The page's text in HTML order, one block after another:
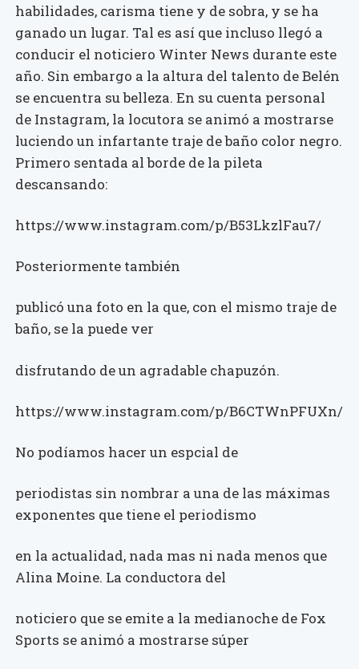
habilidades, carisma tiene y de sobra, y se ha
ganado un lugar. Tal es así que incluso llegó a
conducir el noticiero Winter News durante este
año. Sin embargo a la altura del talento de Belén
se encuentra su belleza. En su cuenta personal
de Instagram, la locutora se animó a mostrarse
luciendo un infartante traje de baño color negro.
Primero sentada al borde de la pileta
descansando:
https://www.instagram.com/p/B53LkzlFau7/
Posteriormente también
publicó una foto en la que, con el mismo traje de
baño, se la puede ver
disfrutando de un agradable chapuzón.
https://www.instagram.com/p/B6CTWnPFUXn/
No podíamos hacer un espcial de
periodistas sin nombrar a una de las máximas
exponentes que tiene el periodismo
en la actualidad, nada mas ni nada menos que
Alina Moine. La conductora del
noticiero que se emite a la medianoche de Fox
Sports se animó a mostrarse súper